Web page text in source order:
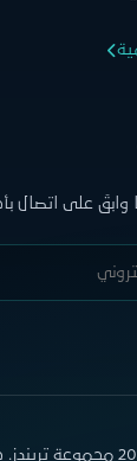
وابقَ على اتصال